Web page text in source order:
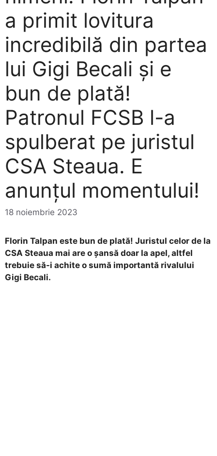
a primit lovitura
incredibilă din partea
lui Gigi Becali și e
bun de plată!
Patronul FCSB l-a
spulberat pe juristul
CSA Steaua. E
anunțul momentului!
18 noiembrie 2023
Florin Talpan este bun de plată! Juristul celor de la
CSA Steaua mai are o șansă doar la apel, altfel
trebuie să-i achite o sumă importantă rivalului
Gigi Becali.